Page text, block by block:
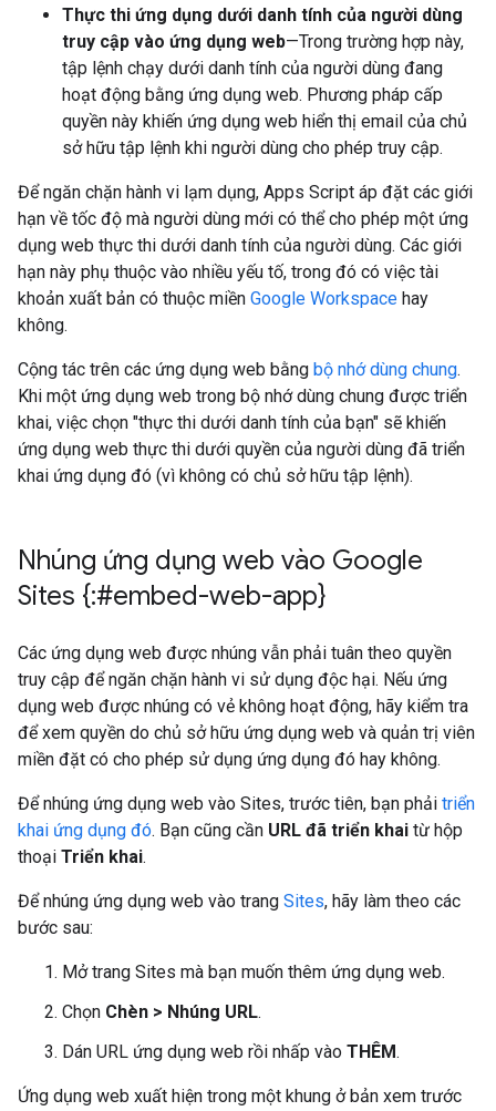
Thực thi ứng dụng dưới danh tính của người dùng
truy cập vào ứng dụng web—Trong trường hợp này,
tập lệnh chạy dưới danh tính của người dùng đang
hoạt động bằng ứng dụng web. Phương pháp cấp
quyền này khiến ứng dụng web hiển thị email của chủ
sở hữu tập lệnh khi người dùng cho phép truy cập.
Để ngăn chặn hành vi lạm dụng, Apps Script áp đặt các giới
hạn về tốc độ mà người dùng mới có thể cho phép một ứng
dụng web thực thi dưới danh tính của người dùng. Các giới
hạn này phụ thuộc vào nhiều yếu tố, trong đó có việc tài
khoản xuất bản có thuộc miền Google Workspace hay
không.
Cộng tác trên các ứng dụng web bằng bộ nhớ dùng chung.
Khi một ứng dụng web trong bộ nhớ dùng chung được triển
khai, việc chọn "thực thi dưới danh tính của bạn" sẽ khiến
ứng dụng web thực thi dưới quyền của người dùng đã triển
khai ứng dụng đó (vì không có chủ sở hữu tập lệnh).
Nhúng ứng dụng web vào Google
Sites {:#embed-web-app}
Các ứng dụng web được nhúng vẫn phải tuân theo quyền
truy cập để ngăn chặn hành vi sử dụng độc hại. Nếu ứng
dụng web được nhúng có vẻ không hoạt động, hãy kiểm tra
để xem quyền do chủ sở hữu ứng dụng web và quản trị viên
miền đặt có cho phép sử dụng ứng dụng đó hay không.
Để nhúng ứng dụng web vào Sites, trước tiên, bạn phải triển
khai ứng dụng đó. Bạn cũng cần URL đã triển khai từ hộp
thoại Triển khai.
Để nhúng ứng dụng web vào trang Sites, hãy làm theo các
bước sau:
Mở trang Sites mà bạn muốn thêm ứng dụng web.
Chọn Chèn > Nhúng URL.
Dán URL ứng dụng web rồi nhấp vào THÊM.
Ứng dụng web xuất hiện trong một khung ở bản xem trước